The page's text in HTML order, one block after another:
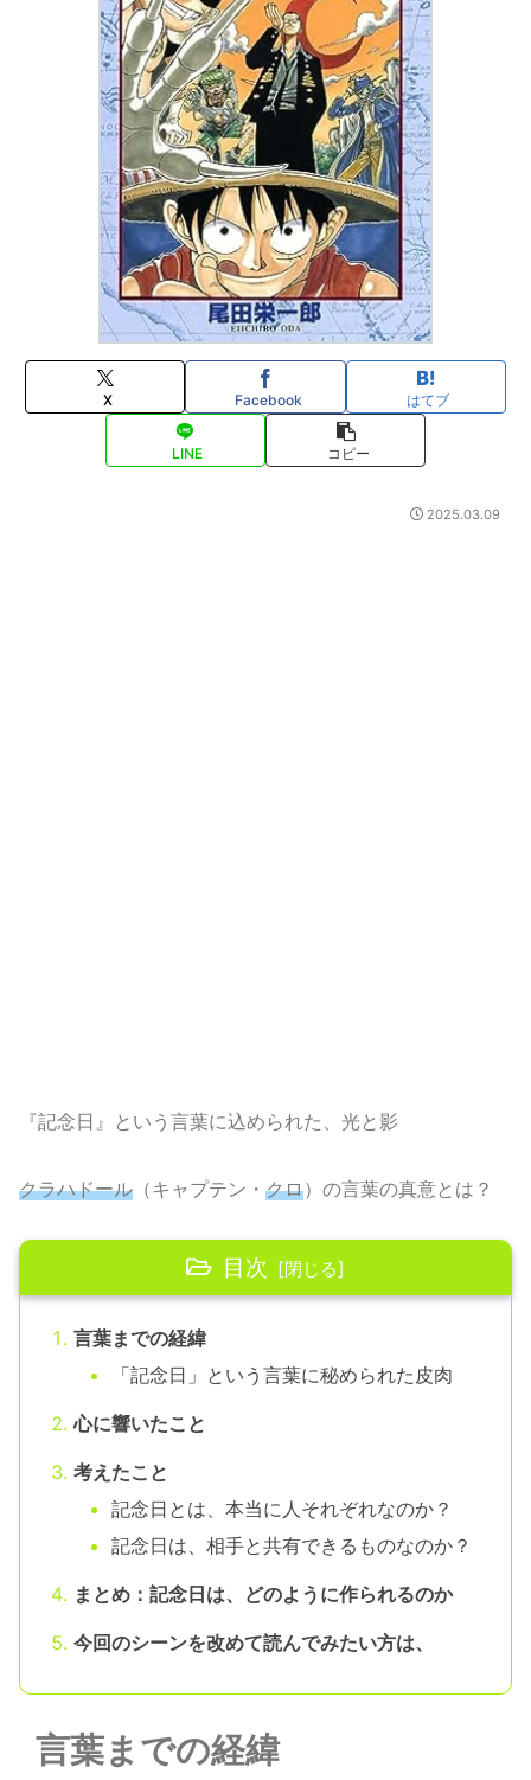
X Facebook はてブ
LINE コピー
2025.03.09
『記念日』という言葉に込められた、光と影
クラハドール （キャプテン・ クロ）の言葉の真意とは？
目次
言葉までの経緯
「記念日」という言葉に秘められた皮肉
心に響いたこと
考えたこと
記念日とは、本当に人それぞれなのか？
記念日は、相手と共有できるものなのか？
まとめ：記念日は、どのように作られるのか
今回のシーンを改めて読んでみたい方は、
言葉までの経緯